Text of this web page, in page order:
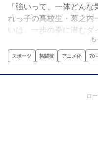
「強いって、一体どん
れっ子の高校生・幕之
いは、一歩の拳に潜むダ
た！プロボクサーへの
を叩いた一歩の、“強さ”
る!!
スポーツ 格闘技 アニメ化 70
ロ